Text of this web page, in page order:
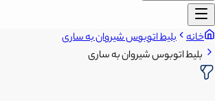
خانه بلیط اتوبوس شیروان به ساری
بلیط اتوبوس شیروان به ساری